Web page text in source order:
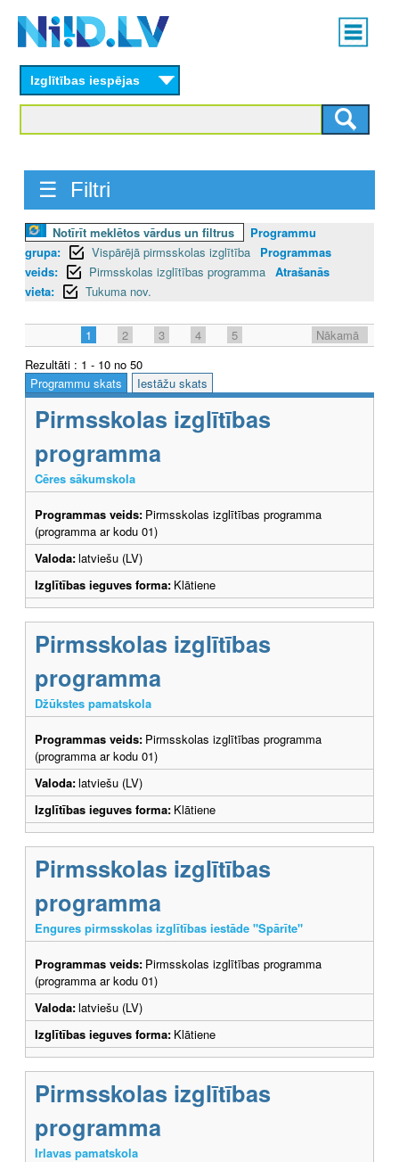
content
Main
menu
Izglītības iespējas
☰ Filtri
Notīrīt meklētos vārdus un filtrus
Programmu
grupa:
Vispārējā pirmsskolas izglītība
Programmas
veids:
Pirmsskolas izglītības programma Atrašanās
vieta:
Tukuma nov.
1 2 3 4 5
Nākamā
Rezultāti : 1 - 10 no 50
Programmu skats
Iestāžu skats
Pirmsskolas izglītības
programma
Cēres sākumskola
Programmas veids: Pirmsskolas izglītības programma
(programma ar kodu 01)
Valoda:latviešu (LV)
Izglītības ieguves forma: Klātiene
Pirmsskolas izglītības
programma
Džūkstes pamatskola
Programmas veids: Pirmsskolas izglītības programma
(programma ar kodu 01)
Valoda:latviešu (LV)
Izglītības ieguves forma: Klātiene
Pirmsskolas izglītības
programma
Engures pirmsskolas izglītības iestāde "Spārīte"
Programmas veids: Pirmsskolas izglītības programma
(programma ar kodu 01)
Valoda:latviešu (LV)
Izglītības ieguves forma: Klātiene
Pirmsskolas izglītības
programma
Irlavas pamatskola